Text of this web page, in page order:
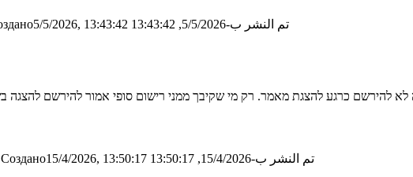
5/2026, 13:43:42 تم النشر ب-5/5/2026, 13:43:42
Создано15/4/2026, 13:50:17 تم النشر ب-15/4/2026, 13:50:17